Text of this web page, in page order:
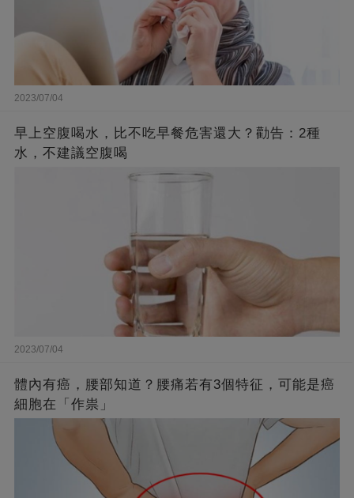
2023/07/04
早上空腹喝水，比不吃早餐危害還大？勸告：2種
水，不建議空腹喝
2023/07/04
體內有癌，腰部知道？腰痛若有3個特征，可能是癌
細胞在「作祟」